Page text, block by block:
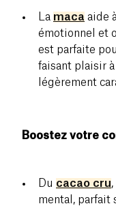
La maca aide
émotionnel et
est parfaite
faisant plaisir
légèrement
Boostez votre
Du cacao cru
mental, parfait